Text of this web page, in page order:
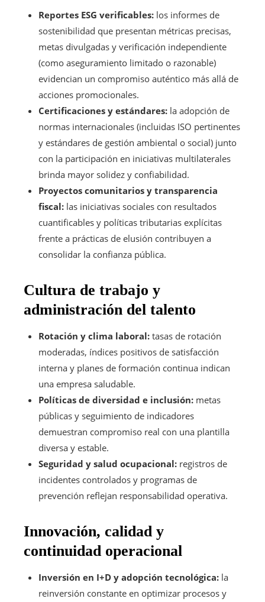
Reportes ESG verificables: los informes de
sostenibilidad que presentan métricas precisas,
metas divulgadas y verificación independiente
(como aseguramiento limitado o razonable)
evidencian un compromiso auténtico más allá de
acciones promocionales.
Certificaciones y estándares: la adopción de
normas internacionales (incluidas ISO pertinentes
y estándares de gestión ambiental o social) junto
con la participación en iniciativas multilaterales
brinda mayor solidez y confiabilidad.
Proyectos comunitarios y transparencia
fiscal: las iniciativas sociales con resultados
cuantificables y políticas tributarias explícitas
frente a prácticas de elusión contribuyen a
consolidar la confianza pública.
Cultura de trabajo y
administración del talento
Rotación y clima laboral: tasas de rotación
moderadas, índices positivos de satisfacción
interna y planes de formación continua indican
una empresa saludable.
Políticas de diversidad e inclusión: metas
públicas y seguimiento de indicadores
demuestran compromiso real con una plantilla
diversa y estable.
Seguridad y salud ocupacional: registros de
incidentes controlados y programas de
prevención reflejan responsabilidad operativa.
Innovación, calidad y
continuidad operacional
Inversión en I+D y adopción tecnológica: la
reinversión constante en optimizar procesos y